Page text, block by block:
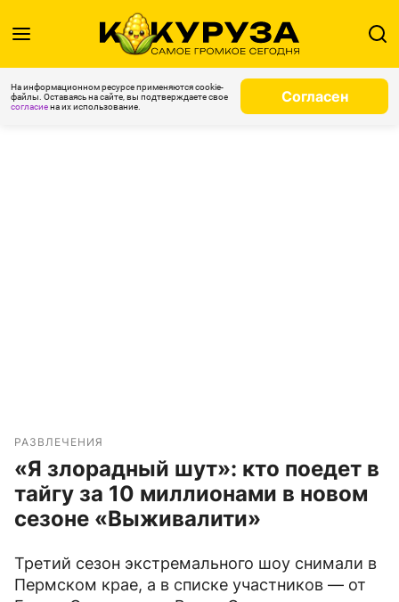
На информационном ресурсе применяются cookie-
файлы. Оставаясь на сайте, вы подтверждаете свое
согласиена их использование.
Согласен
РАЗВЛЕЧЕНИЯ
«Я злорадный шут»: кто поедет в
тайгу за 10 миллионами в новом
сезоне «Выживалити»
Третий сезон экстремального шоу снимали в
Пермском крае, а в списке участников — от